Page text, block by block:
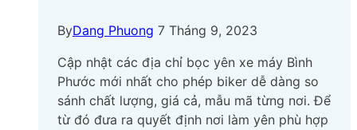
ByDang Phuong 7 Tháng 9, 2023
Cập nhật các địa chỉ bọc yên xe máy Bình
Phước mới nhất cho phép biker dễ dàng so
sánh chất lượng, giá cả, mẫu mã từng nơi. Để
từ đó đưa ra quyết định nơi làm yên phù hợp